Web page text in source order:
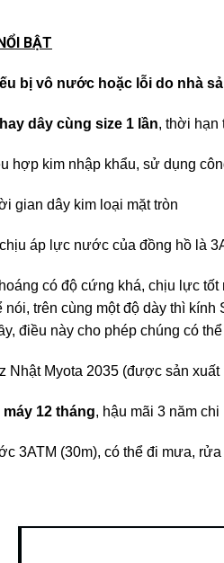
BẬT
bị vô nước hoặc lỗi do nhà
dây cùng size 1 lần, thời hạn
hợp kim nhập khẩu, sử dụng
gian dây kim loại mặt tròn
áp lực nước của đồng hồ là
có độ cứng khá, chịu lực
nói, trên cùng một độ dày thì
điều này cho phép chúng có
Nhật Myota 2035 (được sản
12 tháng, hậu mãi 3 năm
3ATM (30m), có thể đi mưa,